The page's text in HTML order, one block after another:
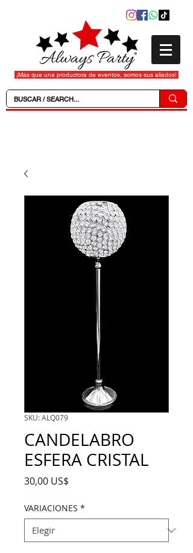
¡Más que una productora de eventos, somos sus aliados!
SKU: ALQ079
CANDELABRO
ESFERA CRISTAL
30,00 US$
VARIACIONES *